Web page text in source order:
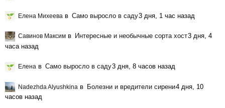
Елена Михеева в Само выросло в саду3 дня, 1 час назад
Савинов Максим в Интересные и необычные сорта хост3 дня, 4
часа назад
Елена в Само выросло в саду3 дня, 8 часов назад
Nadezhda Alyushkina в Болезни и вредители сирени4 дня, 10
часов назад